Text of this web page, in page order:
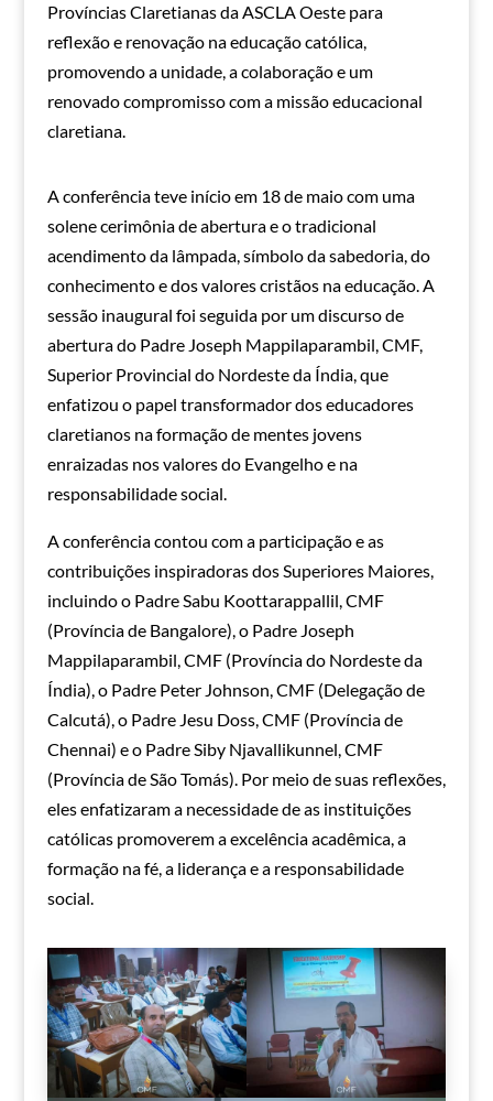
Províncias Claretianas da ASCLA Oeste para
reflexão e renovação na educação católica,
promovendo a unidade, a colaboração e um
renovado compromisso com a missão educacional
claretiana.
A conferência teve início em 18 de maio com uma
solene cerimônia de abertura e o tradicional
acendimento da lâmpada, símbolo da sabedoria, do
conhecimento e dos valores cristãos na educação. A
sessão inaugural foi seguida por um discurso de
abertura do Padre Joseph Mappilaparambil, CMF,
Superior Provincial do Nordeste da Índia, que
enfatizou o papel transformador dos educadores
claretianos na formação de mentes jovens
enraizadas nos valores do Evangelho e na
responsabilidade social.
A conferência contou com a participação e as
contribuições inspiradoras dos Superiores Maiores,
incluindo o Padre Sabu Koottarappallil, CMF
(Província de Bangalore), o Padre Joseph
Mappilaparambil, CMF (Província do Nordeste da
Índia), o Padre Peter Johnson, CMF (Delegação de
Calcutá), o Padre Jesu Doss, CMF (Província de
Chennai) e o Padre Siby Njavallikunnel, CMF
(Província de São Tomás). Por meio de suas reflexões,
eles enfatizaram a necessidade de as instituições
católicas promoverem a excelência acadêmica, a
formação na fé, a liderança e a responsabilidade
social.